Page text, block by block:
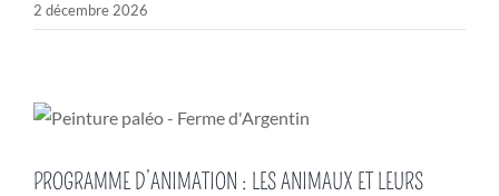
2 décembre 2026
PROGRAMME D’ANIMATION : LES ANIMAUX ET LEURS